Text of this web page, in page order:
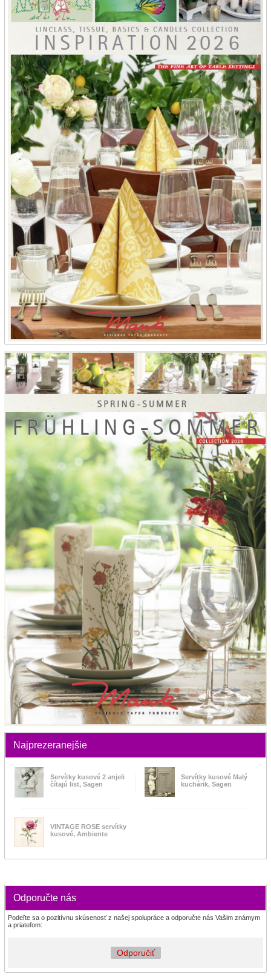
Najprezeranejšie
Servítky kusové 2 anjeli
čítajú list, Sagen
Servítky kusové Malý
kuchárik, Sagen
VINTAGE ROSE servítky
kusové, Ambiente
Odporučte nás
Podeľte sa o pozitívnu skúsenosť z našej spolupráce a odporučte nás Vašim známym
a priateľom:
Odporučiť